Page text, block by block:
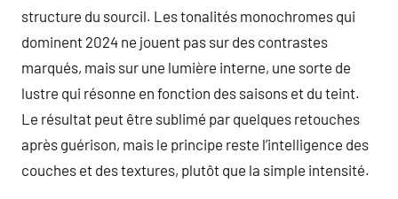
structure du sourcil. Les tonalités monochromes qui
dominent 2024 ne jouent pas sur des contrastes
marqués, mais sur une lumière interne, une sorte de
lustre qui résonne en fonction des saisons et du teint.
Le résultat peut être sublimé par quelques retouches
après guérison, mais le principe reste l’intelligence des
couches et des textures, plutôt que la simple intensité.